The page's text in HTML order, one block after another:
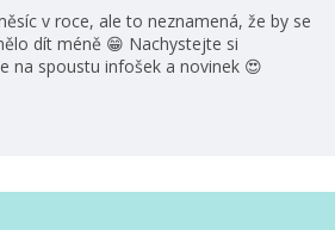
v roce, ale to neznamená, že by se
dít méně 😁 Nachystejte si
na spoustu infošek a novinek 😍